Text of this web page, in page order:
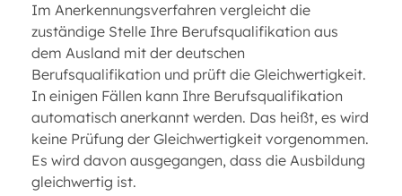
Im Anerkennungsverfahren vergleicht die
zuständige Stelle Ihre Berufsqualifikation aus
dem Ausland mit der deutschen
Berufsqualifikation und prüft die Gleichwertigkeit.
In einigen Fällen kann Ihre Berufsqualifikation
automatisch anerkannt werden. Das heißt, es wird
keine Prüfung der Gleichwertigkeit vorgenommen.
Es wird davon ausgegangen, dass die Ausbildung
gleichwertig ist.